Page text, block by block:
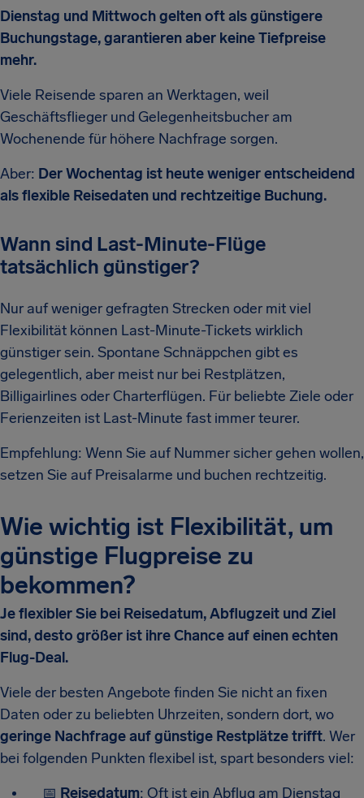
Dienstag und Mittwoch gelten oft als günstigere
Buchungstage, garantieren aber keine Tiefpreise
mehr.
Viele Reisende sparen an Werktagen, weil
Geschäftsflieger und Gelegenheitsbucher am
Wochenende für höhere Nachfrage sorgen.
Aber: Der Wochentag ist heute weniger entscheidend
als flexible Reisedaten und rechtzeitige Buchung.
Wann sind Last-Minute-Flüge
tatsächlich günstiger?
Nur auf weniger gefragten Strecken oder mit viel
Flexibilität können Last-Minute-Tickets wirklich
günstiger sein. Spontane Schnäppchen gibt es
gelegentlich, aber meist nur bei Restplätzen,
Billigairlines oder Charterflügen. Für beliebte Ziele oder
Ferienzeiten ist Last-Minute fast immer teurer.
Empfehlung: Wenn Sie auf Nummer sicher gehen wollen,
setzen Sie auf Preisalarme und buchen rechtzeitig.
Wie wichtig ist Flexibilität, um
günstige Flugpreise zu
bekommen?
Je flexibler Sie bei Reisedatum, Abflugzeit und Ziel
sind, desto größer ist ihre Chance auf einen echten
Flug-Deal.
Viele der besten Angebote finden Sie nicht an fixen
Daten oder zu beliebten Uhrzeiten, sondern dort, wo
geringe Nachfrage auf günstige Restplätze trifft. Wer
bei folgenden Punkten flexibel ist, spart besonders viel:
📅 Reisedatum: Oft ist ein Abflug am Dienstag